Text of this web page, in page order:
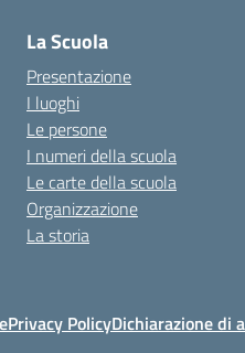
La Scuola
Presentazione
I luoghi
Le persone
I numeri della scuola
Le carte della scuola
Organizzazione
La storia
Privacy PolicyDichiarazione di